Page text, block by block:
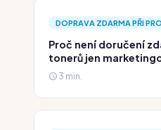
DOPRAVA ZDARMA PŘI
Proč není doručení
tonerů jen
3 min.